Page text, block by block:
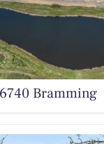
Bramming